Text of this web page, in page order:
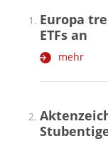
Europa
ETFs an
mehr